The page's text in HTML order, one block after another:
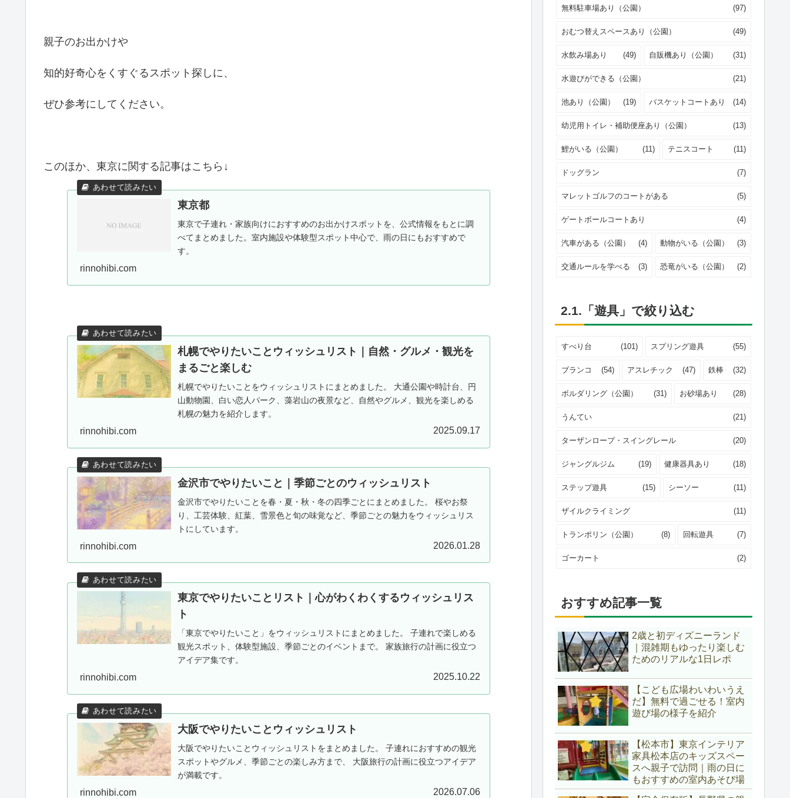
親子のお出かけや
知的好奇心をくすぐるスポット探しに、
ぜひ参考にしてください。
このほか、東京に関する記事はこちら↓
東京都
東京で子連れ・家族向けにおすすめのお出かけスポットを、公式情報をもとに調
べてまとめました。室内施設や体験型スポット中心で、雨の日にもおすすめで
す。
rinnohibi.com
札幌でやりたいことウィッシュリスト｜自然・グルメ・観光を
まるごと楽しむ
札幌でやりたいことをウィッシュリストにまとめました。 大通公園や時計台、円
山動物園、白い恋人パーク、藻岩山の夜景など、自然やグルメ、観光を楽しめる
札幌の魅力を紹介します。
rinnohibi.com 2025.09.17
金沢市でやりたいこと｜季節ごとのウィッシュリスト
金沢市でやりたいことを春・夏・秋・冬の四季ごとにまとめました。 桜やお祭
り、工芸体験、紅葉、雪景色と旬の味覚など、季節ごとの魅力をウィッシュリス
トにしています。
rinnohibi.com 2026.01.28
東京でやりたいことリスト｜心がわくわくするウィッシュリス
ト
「東京でやりたいこと」をウィッシュリストにまとめました。 子連れで楽しめる
観光スポット、体験型施設、季節ごとのイベントまで。 家族旅行の計画に役立つ
アイデア集です。
rinnohibi.com 2025.10.22
大阪でやりたいことウィッシュリスト
大阪でやりたいことウィッシュリストをまとめました。 子連れにおすすめの観光
スポットやグルメ、季節ごとの楽しみ方まで、 大阪旅行の計画に役立つアイデア
が満載です。
rinnohibi.com 2026.07.06
無料駐車場あり（公園） (97)
おむつ替えスペースあり（公園） (49)
水飲み場あり (49) 自販機あり（公園） (31)
水遊びができる（公園） (21)
池あり（公園） (19) バスケットコートあり (14)
幼児用トイレ・補助便座あり（公園） (13)
鯉がいる（公園） (11) テニスコート (11)
ドッグラン (7)
マレットゴルフのコートがある (5)
ゲートボールコートあり (4)
汽車がある（公園） (4) 動物がいる（公園） (3)
交通ルールを学べる (3) 恐竜がいる（公園） (2)
2.1.「遊具」で絞り込む
すべり台 (101) スプリング遊具 (55)
ブランコ (54) アスレチック (47) 鉄棒 (32)
ボルダリング（公園） (31) お砂場あり (28)
うんてい (21)
ターザンロープ・スイングレール (20)
ジャングルジム (19) 健康器具あり (18)
ステップ遊具 (15) シーソー (11)
ザイルクライミング (11)
トランポリン（公園） (8) 回転遊具 (7)
ゴーカート (2)
おすすめ記事一覧
2歳と初ディズニーランド
｜混雑期もゆったり楽しむ
ためのリアルな1日レポ
【こども広場わいわいうえ
だ】無料で過ごせる！室内
遊び場の様子を紹介
【松本市】東京インテリア
家具松本店のキッズスペー
スへ親子で訪問｜雨の日に
もおすすめの室内あそび場